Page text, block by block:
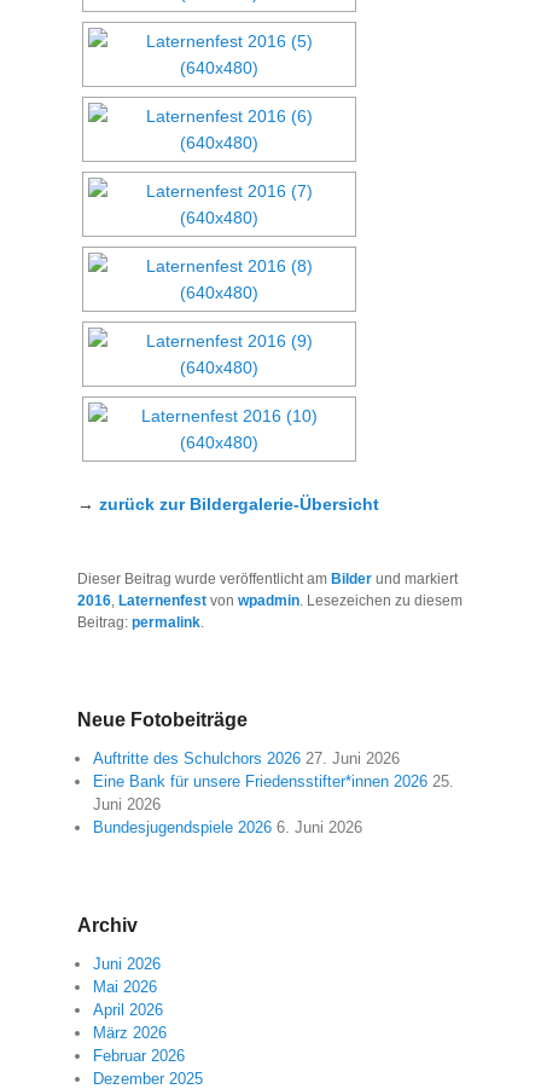
→ zurück zur Bildergalerie-Übersicht
Dieser Beitrag wurde veröffentlicht am Bilder und markiert
2016 Laternenfest von wpadmin . Lesezeichen zu diesem
Beitrag: permalink
Neue Fotobeiträge
Auftritte des Schulchors 2026 27. Juni 2026
Eine Bank für unsere Friedensstifter*innen 2026 25.
Juni 2026
Bundesjugendspiele 2026 6. Juni 2026
Archiv
Juni 2026
Mai 2026
April 2026
März 2026
Februar 2026
Dezember 2025